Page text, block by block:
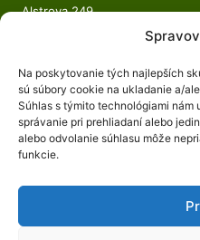
Na poskytovanie tých najlepších
sú súbory cookie na ukladanie a/
Súhlas s týmito technológiami
správanie pri prehliadaní alebo
alebo odvolanie súhlasu môže
funkcie.
Alstrova 249
Facebook –https://
Instagram –
Predseda spolku
Lukáš HULANSKÝ st.
Telefónne číslo: +421 903 723
Tajomník spolku